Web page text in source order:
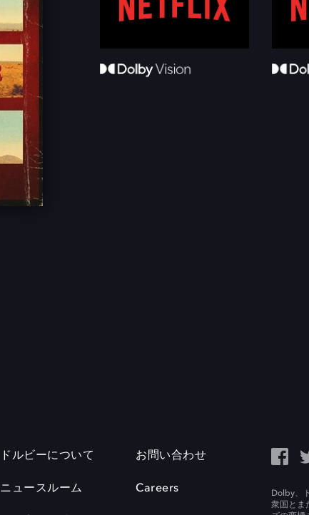
ドルビーについて
ニュースルーム
お問い合わせ
Careers
Dolby、
衆国とま